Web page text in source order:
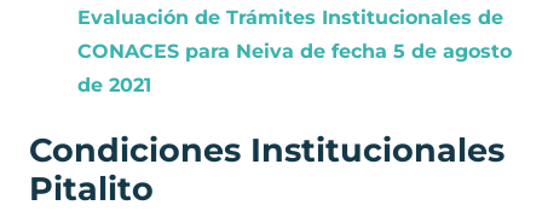
Evaluación de Trámites Institucionales de
CONACES para Neiva de fecha 5 de agosto
de 2021
Condiciones Institucionales
Pitalito